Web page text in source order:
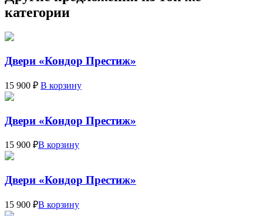
категории
Двери «Кондор Престиж»
15 900 ₽ В корзину
Двери «Кондор Престиж»
15 900 ₽В корзину
Двери «Кондор Престиж»
15 900 ₽В корзину